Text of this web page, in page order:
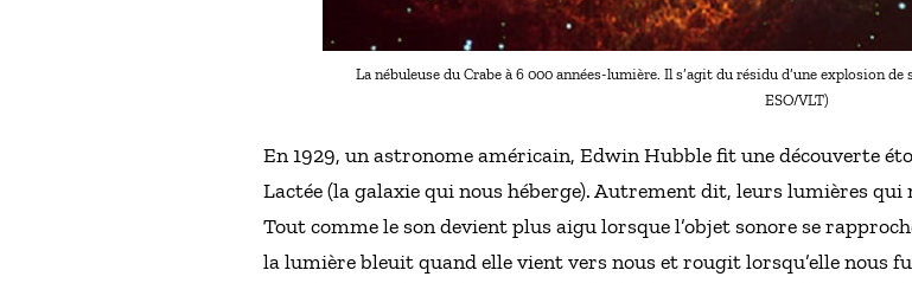
La nébuleuse du Crabe à 6 000 années-lumière. Il s’agit du résidu d’une explosion
ESO/VLT)
En 1929, un astronome américain, Edwin Hubble fit une découverte
Lactée (la galaxie qui nous héberge). Autrement dit, leurs lumières qui
Tout comme le son devient plus aigu lorsque l’objet sonore se
la lumière bleuit quand elle vient vers nous et rougit lorsqu’elle nous